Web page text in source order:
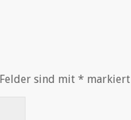
sind mit * markiert